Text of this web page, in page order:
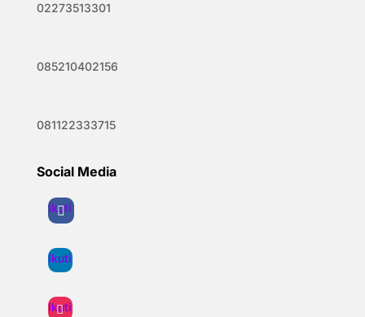
02273513301
085210402156
081122333715
Social Media
Ikuti
Ikuti
Ikuti